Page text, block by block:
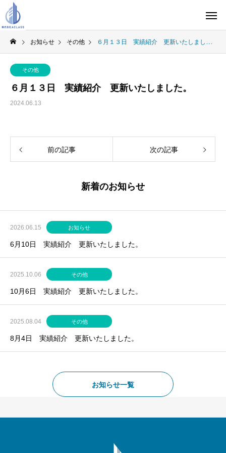
お知らせ その他 ６月１３日 実績紹介 更新いたしました。
その他
６月１３日 実績紹介 更新いたしました。
2024.06.13
前の記事 次の記事
新着のお知らせ
2026.06.15 お知らせ
6月10日 実績紹介 更新いたしました。
2025.10.06 その他
10月6日 実績紹介 更新いたしました。
2025.08.04 その他
8月4日 実績紹介 更新いたしました。
お知らせ一覧